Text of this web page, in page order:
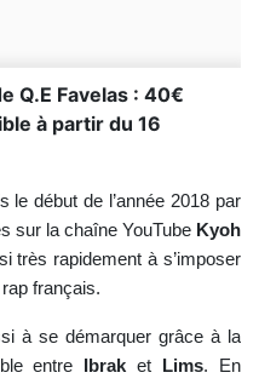
Q.E Favelas : 40€
à partir du 16
le début de l’année 2018 par
sur la chaîne YouTube Kyoh
très rapidement à s’imposer
français.
à se démarquer grâce à la
entre
Ibraket Lims. En